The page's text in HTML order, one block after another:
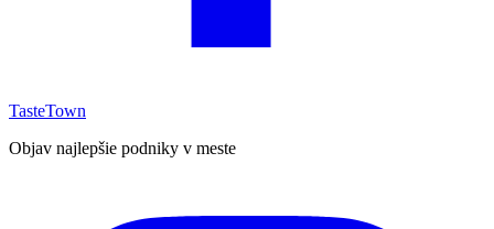
TasteTown
Objav najlepšie podniky v meste